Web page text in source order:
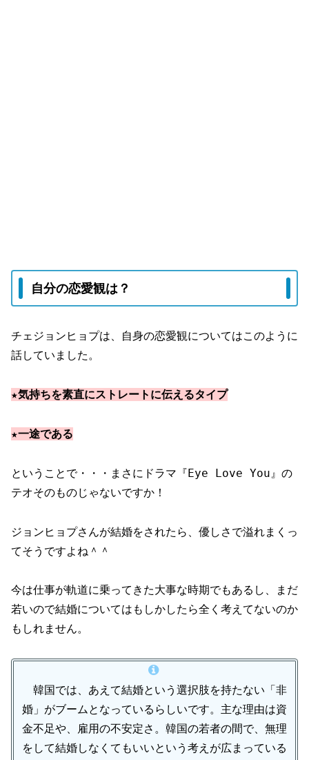
自分の恋愛観は？
チェジョンヒョプは、自身の恋愛観についてはこのように
話していました。
★気持ちを素直にストレートに伝えるタイプ
★一途である
ということで・・・まさにドラマ『Eye Love You』の
テオそのものじゃないですか！
ジョンヒョプさんが結婚をされたら、優しさで溢れまくっ
てそうですよね＾＾
今は仕事が軌道に乗ってきた大事な時期でもあるし、まだ
若いので結婚についてはもしかしたら全く考えてないのか
もしれません。
韓国では、あえて結婚という選択肢を持たない「非
婚」がブームとなっているらしいです。主な理由は資
金不足や、雇用の不安定さ。韓国の若者の間で、無理
をして結婚しなくてもいいという考えが広まっている